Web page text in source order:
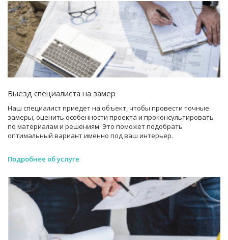
Выезд специалиста на замер
Наш специалист приедет на объект, чтобы провести точные
замеры, оценить особенности проекта и проконсультировать
по материалам и решениям. Это поможет подобрать
оптимальный вариант именно под ваш интерьер.
Подробнее об услуге